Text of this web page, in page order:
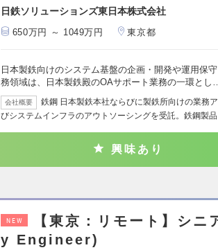
日鉄ソリューションズ東日本株式会社
650万円 ～ 1049万円 東京都
日本製鉄向けのシステム基盤の企画・開発や運用
務領域は、日本製鉄殿のOAサポート業務の一環とし
会社概要
鉄鋼 日本製鉄本社ならびに製鉄所向けの業務
びシステムインフラのアウトソーシングを受託。鉄鋼製
興味あり
NEW
【東京：リモート】
y Engineer)